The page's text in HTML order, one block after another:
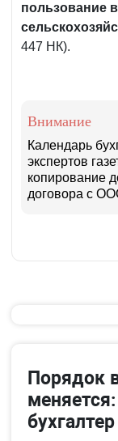
пользование
447 НК).
Внимание
Календарь
экспертов
копирование
договора с
Порядок
бухгалтер